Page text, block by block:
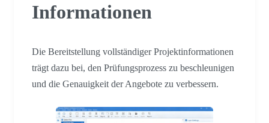
Informationen
Die Bereitstellung vollständiger Projektinformationen
trägt dazu bei, den Prüfungsprozess zu beschleunigen
und die Genauigkeit der Angebote zu verbessern.